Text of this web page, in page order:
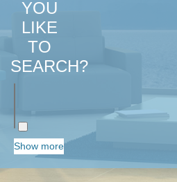
YOU
LIKE
TO
SEARCH?
Show more